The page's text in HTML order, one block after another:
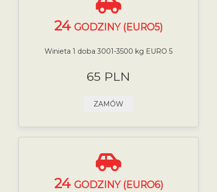
24 GODZINY (EURO5)
Winieta 1 doba 3001-3500 kg EURO 5
65 PLN
ZAMÓW
24 GODZINY (EURO6)